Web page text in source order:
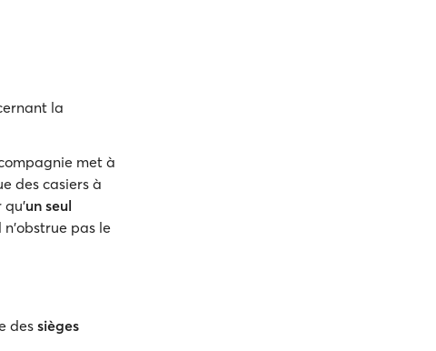
la
met à
des casiers à
qu'un seul
n'obstrue pas le
des sièges